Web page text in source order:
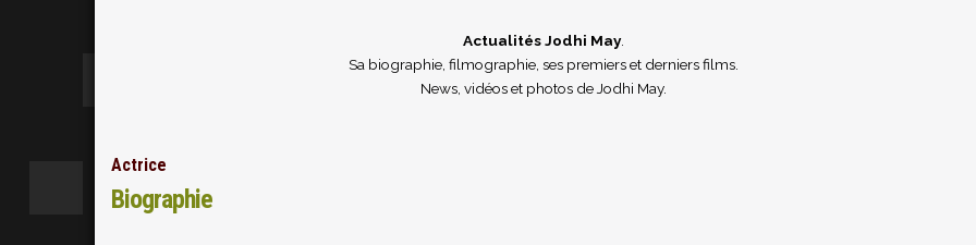
Actualités Jodhi May.
Sa biographie, filmographie, ses premiers et derniers films.
News, vidéos et photos de Jodhi May.
Actrice
Biographie